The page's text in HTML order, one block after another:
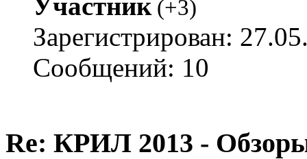
(+3)
Зарегистрирован:
Сообщений: 10
Re: КРИЛ 2013 -